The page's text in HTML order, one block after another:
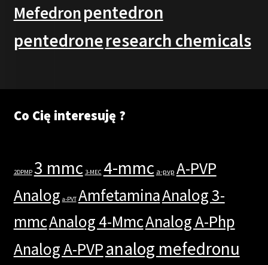
Mefedronpentedron
pentedroneresearch chemicals
Co Cię interesuję ?
2DPMP 3 mmc 3-MEC 4-mmc a-pvp A-PVP
Analog a-PVT AmfetaminaAnalog 3-
mmcAnalog 4-MmcAnalog A-Php
Analog A-PVPanalog mefedronu